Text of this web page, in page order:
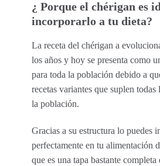
¿ Porque el chérigan es
incorporarlo a tu dieta?
La receta del chérigan a
los años y hoy se presenta como
para toda la población debido a
recetas variantes que suplen todas
la población.
Gracias a su estructura lo puedes
perfectamente en tu alimentación
que es una tapa bastante